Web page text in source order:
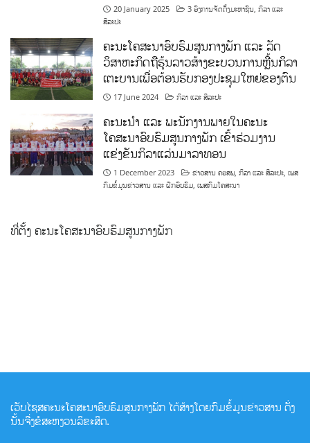
20 January 2025 3 ອົງການຈັດຕັ້ງມະຫາຊົນ,ກິລາ ແລະ
ສິລະປະ
ຄະນະໂຄສະນາອົບຮົມສູນກາງພັກ ແລະ ລັດ
ວິສາຫະກິດຖືຮຸ້ນລາວສ້າງຂະບວນການຫຼີ້ນກິລາ
ເຕະບານເພື່ອຕ້ອນຮັບກອງປະຊຸມໃຫຍ່ຂອງຕົນ
17 June 2024 ກິລາ ແລະ ສິລະປະ
ຄະນະນຳ ແລະ ພະນັກງານພາຍໃນຄະນະ
ໂຄສະນາອົບຮົມສູນກາງພັກ ເຂົ້າຮ່ວມງານ
ແຂ່ງຂັນກິລາແລ່ນມາລາທອນ
1 December 2023 ຂ່າວສານ ຄອສພ,ກິລາ ແລະ ສິລະປະ,ເພສ
ກົມຂໍ້ມູນຂ່າວສານ ແລະ ຝຶກອົບຮົມ,ເພສກົມໂຄສະນາ
ທີ່ຕັ້ງ ຄະນະໂຄສະນາອົບຮົມສູນກາງພັກ
ເວັບໄຊສຄະນະໂຄສະນາອົບຮົມສູນກາງພັກ ໄດ້ສ້າງໂດຍກົມຂໍ້ມູນຂ່າວສານ ດັ່ງ
ນັ້ນຈື່ງຂໍສະຫງວນລິຂະສິດ.